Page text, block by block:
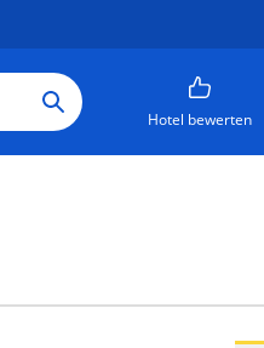
Hotel bewerten